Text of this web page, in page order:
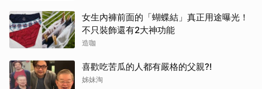
女生內褲前面的「蝴蝶結」真正用途曝光！
不只裝飾還有2大神功能
造咖
喜歡吃苦瓜的人都有嚴格的父親?!
姊妹淘